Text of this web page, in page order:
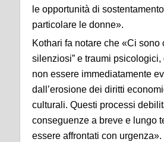
le opportunità di
particolare le donne».
Kothari fa notare che «Ci sono
silenziosi” e traumi
non essere immediatamente
dall’erosione dei diritti
culturali. Questi processi
conseguenze a breve e lungo
essere affrontati con urgenza».